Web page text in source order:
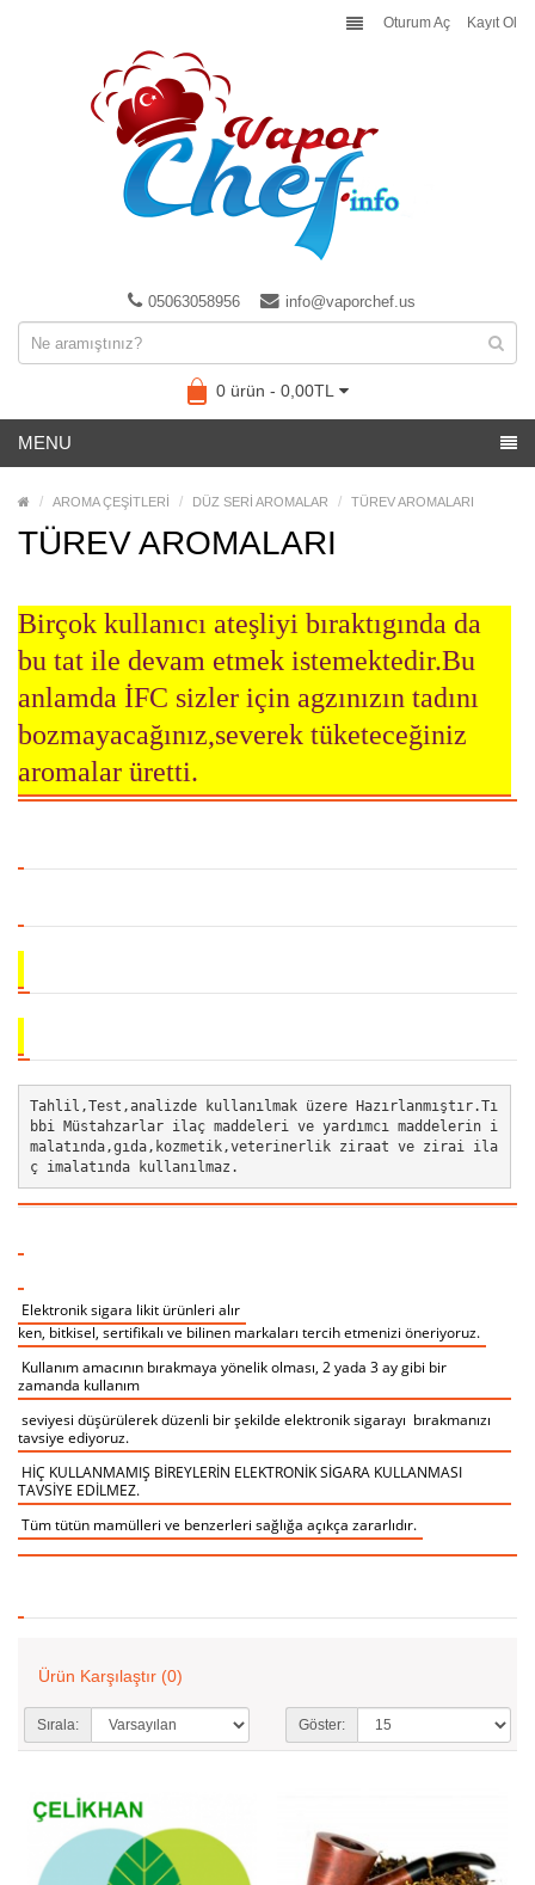
Oturum Aç Kayıt Ol
05063058956 info@vaporchef.us
0 ürün - 0,00TL
MENU
AROMA ÇEŞİTLERİ DÜZ SERİ AROMALAR TÜREV AROMALARI
TÜREV AROMALARI
Birçok kullanıcı ateşliyi bıraktıgında da
bu tat ile devam etmek istemektedir.Bu
anlamda İFC sizler için agzınızın tadını
bozmayacağınız,severek tüketeceğiniz
aromalar üretti.
Tahlil,Test,analizde kullanılmak üzere Hazırlanmıştır.Tı
bbi Müstahzarlar ilaç maddeleri ve yardımcı maddelerin i
malatında,gıda,kozmetik,veterinerlik ziraat ve zirai ila
ç imalatında kullanılmaz.
Elektronik sigara likit ürünleri alır
ken, bitkisel, sertifikalı ve bilinen markaları tercih etmenizi öneriyoruz.
Kullanım amacının bırakmaya yönelik olması, 2 yada 3 ay gibi bir
zamanda kullanım
seviyesi düşürülerek düzenli bir şekilde elektronik sigarayı bırakmanızı
tavsiye ediyoruz.
HİÇ KULLANMAMIŞ BİREYLERİN ELEKTRONİK SİGARA KULLANMASI
TAVSİYE EDİLMEZ.
Tüm tütün mamülleri ve benzerleri sağlığa açıkça zararlıdır.
Ürün Karşılaştır (0)
Sırala: Göster: